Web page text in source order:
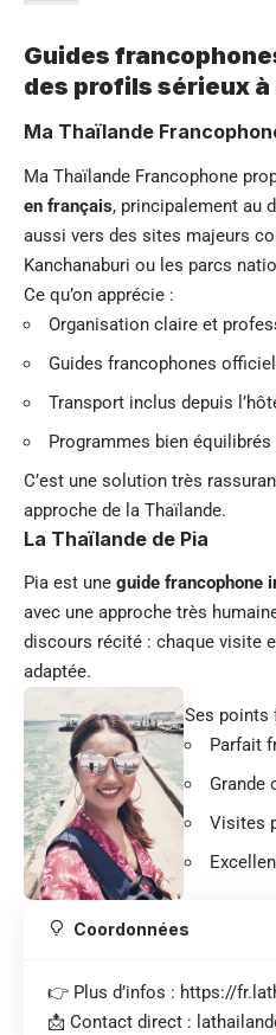
Guides
des profils sérieux
Ma Thaïlande
Ma Thaïlande Francophone
en français, principalement au
aussi vers des sites majeurs
Kanchanaburi ou les parcs
Ce qu’on apprécie :
Organisation claire et
Guides francophones
Transport inclus depuis
Programmes bien
C’est une solution très
approche de la Thaïlande.
La Thaïlande de Pia
Pia est une guide francophone
avec une approche très
discours récité : chaque visite
adaptée.
Ses points
Parfait
Grande
Visites
Coordonnées
👉 Plus d’infos : https://
📩 Contact direct :